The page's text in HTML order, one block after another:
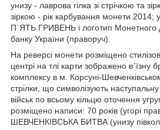
унизу - лаврова гілка зі стрічкою та
зіркою - рік карбування монети 2014;
П`ЯТЬ ГРИВЕНЬ і логотип Монетного
банку України (праворуч).
На реверсі монети розміщено
центрі на тлі карти зображено в`їзну
комплексу в м. Корсуні-
стрілки, що символізують
військ по всьому кільцю оточення
розміщено написи: 70 років (угорі
ШЕВЧЕНКІВСЬКА БИТВА (унизу